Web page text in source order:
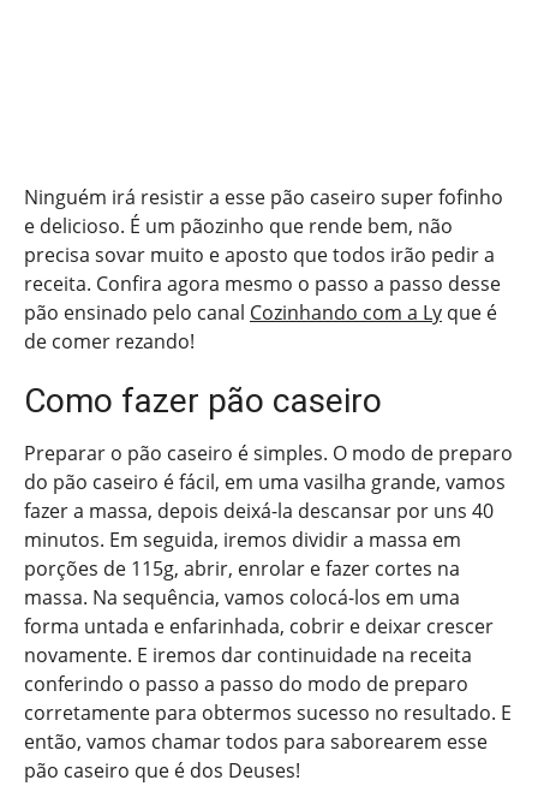
Ninguém irá resistir a esse pão caseiro super fofinho
e delicioso. É um pãozinho que rende bem, não
precisa sovar muito e aposto que todos irão pedir a
receita. Confira agora mesmo o passo a passo desse
pão ensinado pelo canal Cozinhando com a Ly que é
de comer rezando!
Como fazer pão caseiro
Preparar o pão caseiro é simples. O modo de preparo
do pão caseiro é fácil, em uma vasilha grande, vamos
fazer a massa, depois deixá-la descansar por uns 40
minutos. Em seguida, iremos dividir a massa em
porções de 115g, abrir, enrolar e fazer cortes na
massa. Na sequência, vamos colocá-los em uma
forma untada e enfarinhada, cobrir e deixar crescer
novamente. E iremos dar continuidade na receita
conferindo o passo a passo do modo de preparo
corretamente para obtermos sucesso no resultado. E
então, vamos chamar todos para saborearem esse
pão caseiro que é dos Deuses!